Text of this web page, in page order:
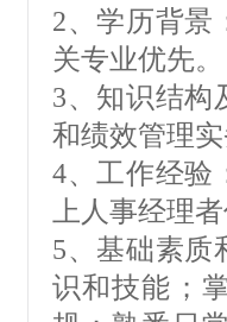
2、学历背景
关专业优先。
3、知识结构
和绩效管理
4、工作经验
上人事经理
5、基础素质
识和技能；